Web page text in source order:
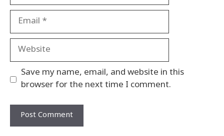
Email
Website
Save my name, email, and website in this
browser for the next time I comment.